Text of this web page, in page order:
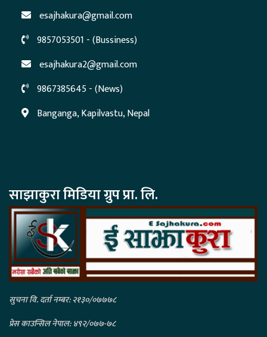
esajhakura@gmail.com
9857053501 - (Bussiness)
esajhakura2@gmail.com
9867385645 - (News)
Banganga, Kapilvastu, Nepal
साझाकुरा मिडिया ग्रुप प्रा. लि.
सुचना वि. दर्ता नम्बर: २१३०/०७७७८
प्रेस काउन्सिल नेपाल: ४९२/०७७-७८